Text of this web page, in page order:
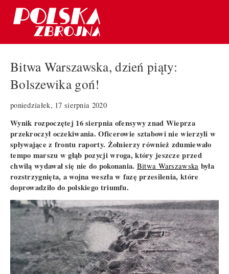
Bitwa Warszawska, dzień piąty:
Bolszewika goń!
poniedziałek, 17 sierpnia 2020
Wynik rozpoczętej 16 sierpnia ofensywy znad Wieprza
przekroczył oczekiwania. Oficerowie sztabowi nie wierzyli w
spływające z frontu raporty. Żołnierzy również zdumiewało
tempo marszu w głąb pozycji wroga, który jeszcze przed
chwilą wydawał się nie do pokonania. Bitwa Warszawska była
rozstrzygnięta, a wojna weszła w fazę przesilenia, które
doprowadziło do polskiego triumfu.